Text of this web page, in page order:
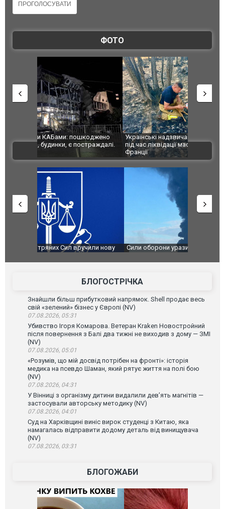
ФОТО
Українські надзвичайники врятували козуленя
під час ліквідації масштабної лісової пожежі у
СБУ за
Болгарії
ВІДЕО
Сили оборони уразили Ярославський НПЗ:
губернатор регіону заявив про наймасштабнішу
атаку. ВІДЕО
Неймар
БЛОГОСТРІЧКА
Знайшли більш прибутковий напрямок. Shell продає весь
свій «зелений» бізнес у Європі (NV)
07.08.2026, 05:31
Убивство Ігоря Комарова. Ветеран Kraken Новостройний
після повернення з Балі два тижні не виходив з дому — ЗМІ
(NV)
07.08.2026, 05:01
«Розумів, що мій досвід потрібен на фронті»: історія
медика на псевдо Шаман, який рятує життя на полі бою
(NV)
07.08.2026, 04:31
У Вінниці з організму дитини видалили дев’ять магнітів —
застосували авторську методику (NV)
07.08.2026, 04:01
Суд на Харківщині виніс вирок студенці з Китаю, яка
намагалась відправити додому деталь від винищувача
(NV)
07.08.2026, 03:31
БЛОГОЖАБИ